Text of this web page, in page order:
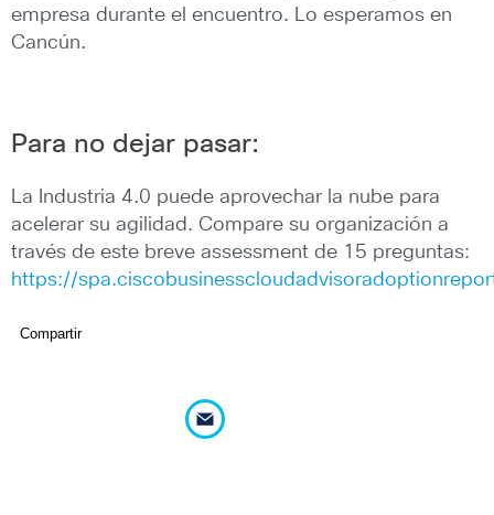
empresa durante el encuentro. Lo esperamos en
Cancún.
Para no dejar pasar:
La Industria 4.0 puede aprovechar la nube para
acelerar su agilidad. Compare su organización a
través de este breve assessment de 15 preguntas:
https://
Compartir